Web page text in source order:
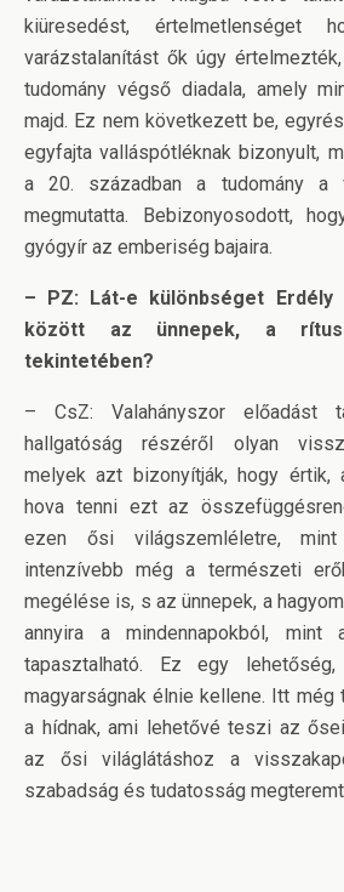
kiüresedést, értelmetlenséget
varázstalanítást ők úgy
tudomány végső diadala, amely
majd. Ez nem következett be,
egyfajta valláspótléknak bizonyult,
a 20. században a tudomány a
megmutatta. Bebizonyosodott,
gyógyír az emberiség bajaira.
– PZ: Lát-e különbséget Erdély
között az ünnepek, a
tekintetében?
– CsZ: Valahányszor előadást
hallgatóság részéről olyan
melyek azt bizonyítják, hogy értik,
hova tenni ezt az
ezen ősi világszemléletre,
intenzívebb még a természeti
megélése is, s az ünnepek, a
annyira a mindennapokból, mint
tapasztalható. Ez egy
magyarságnak élnie kellene. Itt még
a hídnak, ami lehetővé teszi az
az ősi világlátáshoz a
szabadság és tudatosság